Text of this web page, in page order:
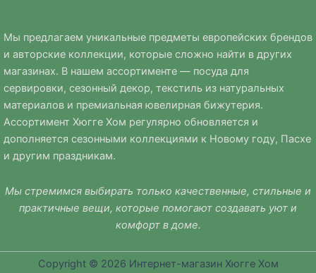
Мы предлагаем уникальные предметы европейских брендов
и авторские коллекции, которые сложно найти в других
магазинах. В нашем ассортименте — посуда для
сервировки, сезонный декор, текстиль из натуральных
материалов и премиальная ювелирная бижутерия.
Ассортимент Хюгге Хом регулярно обновляется и
дополняется сезонными коллекциями к Новому году, Пасхе
и другим праздникам.
Мы стремимся выбирать только качественные, стильные и
практичные вещи, которые помогают создавать уют и
комфорт в доме.
Copyright © 2026 Интернет-магазин Хюгге Хом